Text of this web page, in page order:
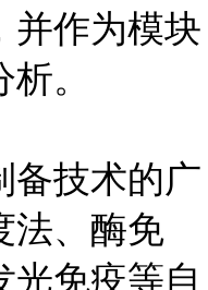
并作为模块
。
备技术的广
法、酶免
光免疫等自